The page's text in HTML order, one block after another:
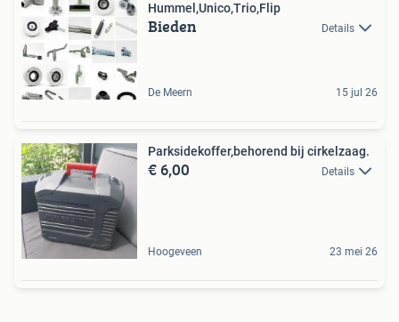
Hummel,Unico,Trio,Flip
Bieden Details
De Meern 15 jul 26
Parksidekoffer,behorend bij cirkelzaag.
€ 6,00 Details
Hoogeveen 23 mei 26